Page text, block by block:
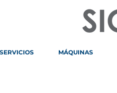
SERVICIOS MÁQUINAS